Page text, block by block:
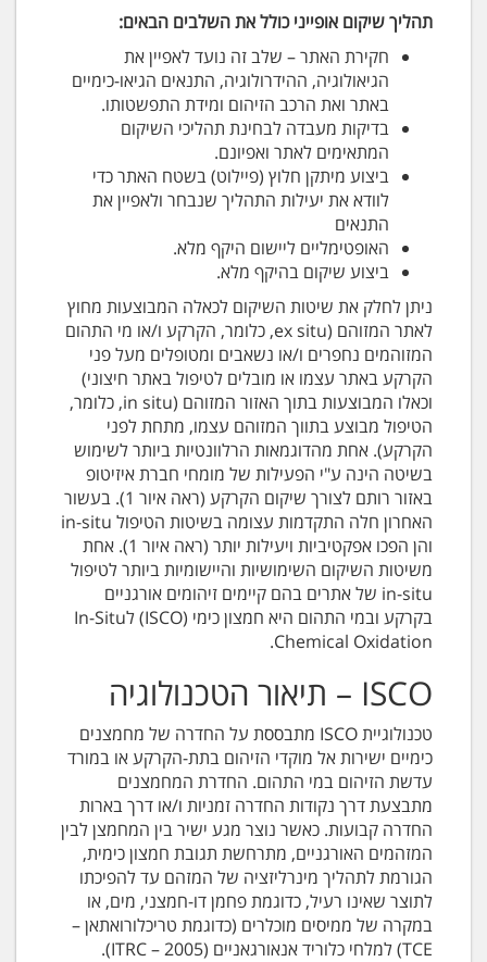
תהליך שיקום אופייני כולל את השלבים הבאים:
חקירת האתר – שלב זה נועד לאפיין את
הגיאולוגיה, ההידרולוגיה, התנאים הגיאו-כימיים
באתר ואת הרכב הזיהום ומידת התפשטותו.
בדיקות מעבדה לבחינת תהליכי השיקום
המתאימים לאתר ואפיונם.
ביצוע מיתקן חלוץ (פיילוט) בשטח האתר כדי
לוודא את יעילות התהליך שנבחר ולאפיין את
התנאים
האופטימליים ליישום היקף מלא.
ביצוע שיקום בהיקף מלא.
ניתן לחלק את שיטות השיקום לכאלה המבוצעות מחוץ
לאתר המזוהם (ex situ, כלומר, הקרקע ו/או מי התהום
המזוהמים נחפרים ו/או נשאבים ומטופלים מעל פני
הקרקע באתר עצמו או מובלים לטיפול באתר חיצוני)
וכאלו המבוצעות בתוך האזור המזוהם (in situ, כלומר,
הטיפול מבוצע בתווך המזוהם עצמו, מתחת לפני
הקרקע). אחת מהדוגמאות הרלוונטיות ביותר לשימוש
בשיטה הינה ע"י הפעילות של מומחי חברת איזיטופ
באזור רותם לצורך שיקום הקרקע (ראה איור 1). בעשור
האחרון חלה התקדמות עצומה בשיטות הטיפול in-situ
והן הפכו אפקטיביות ויעילות יותר (ראה איור 1). אחת
משיטות השיקום השימושיות והיישומיות ביותר לטיפול
in-situ של אתרים בהם קיימים זיהומים אורגניים
בקרקע ובמי התהום היא חמצון כימי (ISCO) לIn-Situ
Chemical Oxidation.
ISCO – תיאור הטכנולוגיה
טכנולוגיית ISCO מתבססת על החדרה של מחמצנים
כימיים ישירות אל מוקדי הזיהום בתת-הקרקע או במורד
עדשת הזיהום במי התהום. החדרת המחמצנים
מתבצעת דרך נקודות החדרה זמניות ו/או דרך בארות
החדרה קבועות. כאשר נוצר מגע ישיר בין המחמצן לבין
המזהמים האורגניים, מתרחשת תגובת חמצון כימית,
הגורמת לתהליך מינרליזציה של המזהם עד להפיכתו
לתוצר שאינו רעיל, כדוגמת פחמן דו-חמצני, מים, או
במקרה של ממיסים מוכלרים (כדוגמת טריכלורואתאן –
TCE) למלחי כלוריד אנאורגאניים (2005 – ITRC).